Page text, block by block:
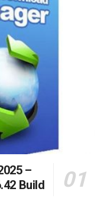
–
Build